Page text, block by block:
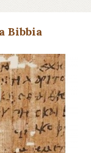
Bibbia